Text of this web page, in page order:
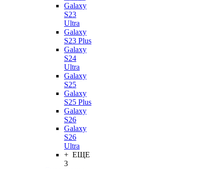
Galaxy
S23
Ultra
Galaxy
S23 Plus
Galaxy
S24
Ultra
Galaxy
S25
Galaxy
S25 Plus
Galaxy
S26
Galaxy
S26
Ultra
+ ЕЩЕ
3